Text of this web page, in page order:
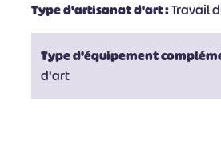
Type d'artisanat d'art :Travail
Type d'équipement
d'art